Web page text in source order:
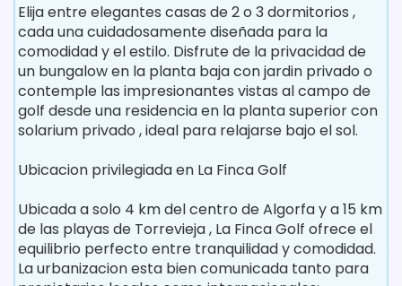
Elija entre elegantes casas de 2 o 3 dormitorios ,
cada una cuidadosamente diseñada para la
comodidad y el estilo. Disfrute de la privacidad de
un bungalow en la planta baja con jardin privado o
contemple las impresionantes vistas al campo de
golf desde una residencia en la planta superior con
solarium privado , ideal para relajarse bajo el sol.
Ubicacion privilegiada en La Finca Golf
Ubicada a solo 4 km del centro de Algorfa y a 15 km
de las playas de Torrevieja , La Finca Golf ofrece el
equilibrio perfecto entre tranquilidad y comodidad.
La urbanizacion esta bien comunicada tanto para